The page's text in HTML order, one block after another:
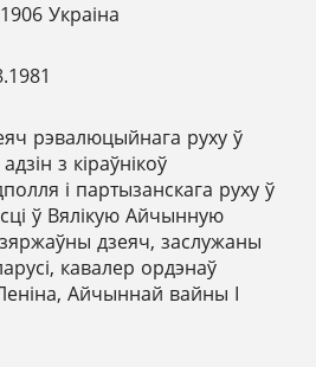
Украіна
рэвалюцыйнага руху ў
з кіраўнікоў
і партызанскага руху ў
ў Вялікую Айчынную
дзеяч, заслужаны
кавалер ордэнаў
Айчыннай вайны І